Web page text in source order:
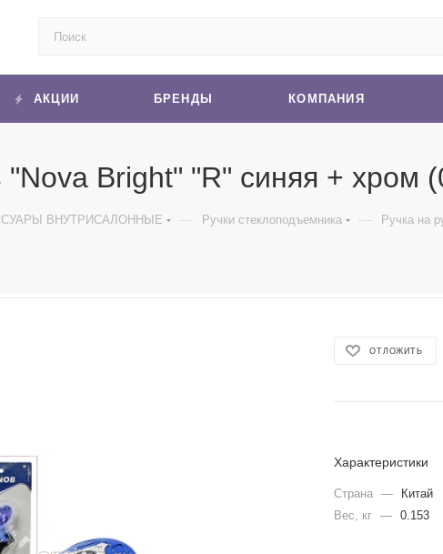
АКЦИИ БРЕНДЫ КОМПАНИЯ
"Nova Bright" "R" синяя + хром
ВНУТРИСАЛОННЫЕ — Ручки стеклоподъемника — Ручка на
ОТЛОЖИТЬ
Характеристики
Страна —
Китай
Вес, кг
— 0.153